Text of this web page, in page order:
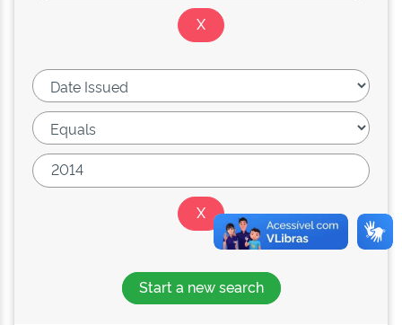
Start a new search